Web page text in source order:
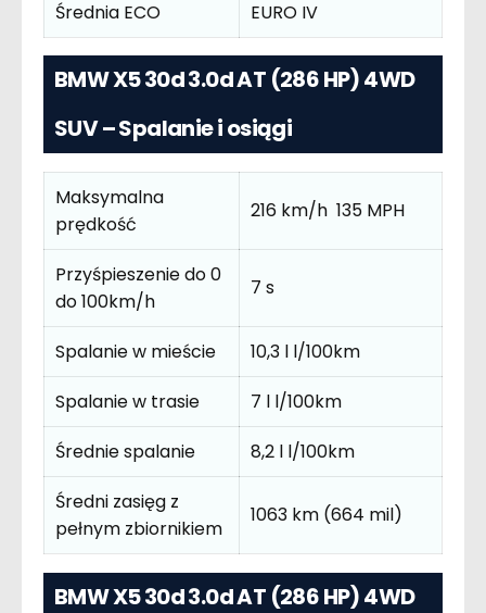
Średnia ECO
EURO IV
BMW X5 30d 3.0d AT (286 HP) 4WD
SUV – Spalanie i osiągi
Maksymalna
prędkość
216 km/h 135 MPH
Przyśpieszenie do 0
do 100km/h
7 s
Spalanie w mieście
10,3 l l/100km
Spalanie w trasie
7 l l/100km
Średnie spalanie
8,2 l l/100km
Średni zasięg z
pełnym zbiornikiem
1063 km (664 mil)
BMW X5 30d 3.0d AT (286 HP) 4WD